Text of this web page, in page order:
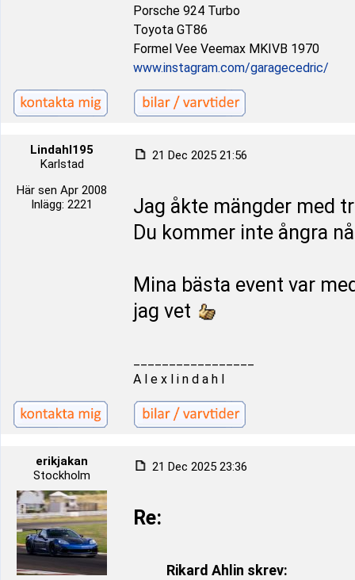
Porsche 924 Turbo
Toyota GT86
Formel Vee Veemax MKIVB 1970
www.instagram.com/garagecedric/
Lindahl195
Karlstad
Här sen Apr 2008
Inlägg: 2221
21 Dec 2025 21:56
Jag åkte mängder med
Du kommer inte ångra
Mina bästa event var
jag vet
A l e x l i n d a h l
erikjakan
Stockholm
21 Dec 2025 23:36
Re:
Rikard Ahlin skrev: